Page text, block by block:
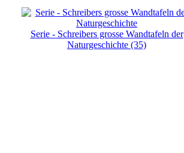
Serie - Schreibers grosse Wandtafeln der
Naturgeschichte (35)